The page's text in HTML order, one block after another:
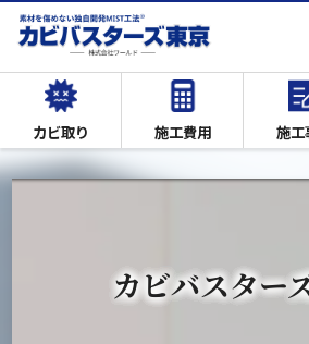
カビ取り 施工費用 施工
カビバスター